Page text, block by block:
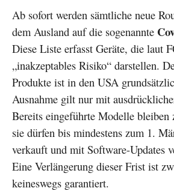
Ab sofort werden sämtliche neue
dem Ausland auf die sogenannte
Diese Liste erfasst Geräte, die laut
„inakzeptables Risiko“ darstellen.
Produkte ist in den USA
Ausnahme gilt nur mit
Bereits eingeführte Modelle bleiben
sie dürfen bis mindestens zum 1.
verkauft und mit Software-Updates
Eine Verlängerung dieser Frist ist
keineswegs garantiert.